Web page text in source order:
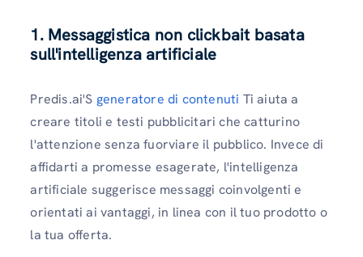
1. Messaggistica non clickbait basata
sull'intelligenza artificiale
Predis.ai'S generatore di contenuti Ti aiuta a
creare titoli e testi pubblicitari che catturino
l'attenzione senza fuorviare il pubblico. Invece di
affidarti a promesse esagerate, l'intelligenza
artificiale suggerisce messaggi coinvolgenti e
orientati ai vantaggi, in linea con il tuo prodotto o
la tua offerta.